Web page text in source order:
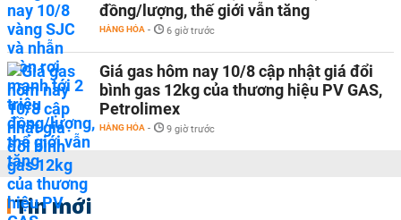
đồng/lượng, thế giới vẫn tăng
HÀNG HÓA - 6 giờ trước
Giá gas hôm nay 10/8 cập nhật giá đổi
bình gas 12kg của thương hiệu PV GAS,
Petrolimex
HÀNG HÓA - 9 giờ trước
Tin mới